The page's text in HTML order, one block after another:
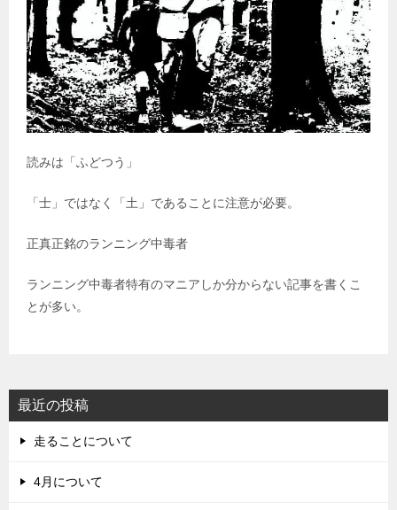
読みは「ふどつう」
「士」ではなく「土」であることに注意が必要。
正真正銘のランニング中毒者
ランニング中毒者特有のマニアしか分からない記事を書くこ
とが多い。
最近の投稿
走ることについて
4月について